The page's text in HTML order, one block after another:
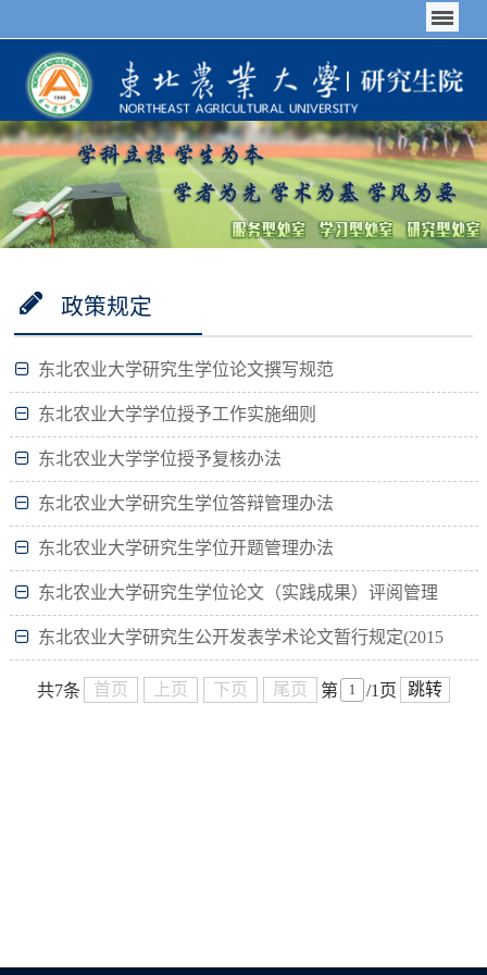
政策规定
东北农业大学研究生学位论文撰写规范
东北农业大学学位授予工作实施细则
东北农业大学学位授予复核办法
东北农业大学研究生学位答辩管理办法
东北农业大学研究生学位开题管理办法
东北农业大学研究生学位论文（实践成果）评阅管理
办法
东北农业大学研究生公开发表学术论文暂行规定(2015
级开始执行）
共7条 首页 上页 下页 尾页 第 /1页 跳转